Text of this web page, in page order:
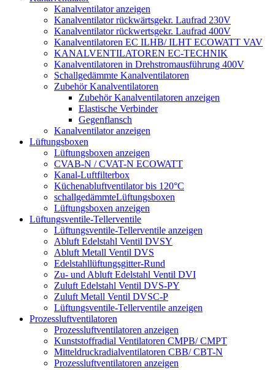
Kanalventilator anzeigen
Kanalventilator rückwärtsgekr. Laufrad 230V
Kanalventilator rückwertsgekr. Laufrad 400V
Kanalventilatoren EC ILHB/ ILHT ECOWATT VAV
KANALVENTILATOREN EC-TECHNIK
Kanalventilatoren in Drehstromausführung 400V
Schallgedämmte Kanalventilatoren
Zubehör Kanalventilatoren
Zubehör Kanalventilatoren anzeigen
Elastische Verbinder
Gegenflansch
Kanalventilator anzeigen
Lüftungsboxen
Lüftungsboxen anzeigen
CVAB-N / CVAT-N ECOWATT
Kanal-Luftfilterbox
Küchenabluftventilator bis 120°C
schallgedämmteLüftungsboxen
Lüftungsboxen anzeigen
Lüftungsventile-Tellerventile
Lüftungsventile-Tellerventile anzeigen
Abluft Edelstahl Ventil DVSY
Abluft Metall Ventil DVS
Edelstahllüftungsgitter-Rund
Zu- und Abluft Edelstahl Ventil DVI
Zuluft Edelstahl Ventil DVS-PY
Zuluft Metall Ventil DVSC-P
Lüftungsventile-Tellerventile anzeigen
Prozessluftventilatoren
Prozessluftventilatoren anzeigen
Kunststoffradial Ventilatoren CMPB/ CMPT
Mitteldruckradialventilatoren CBB/ CBT-N
Prozessluftventilatoren anzeigen